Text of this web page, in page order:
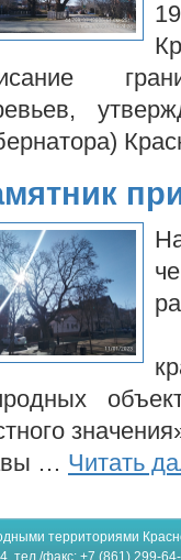
… Читать
территориями
тел./факс: +7 (861) 299-